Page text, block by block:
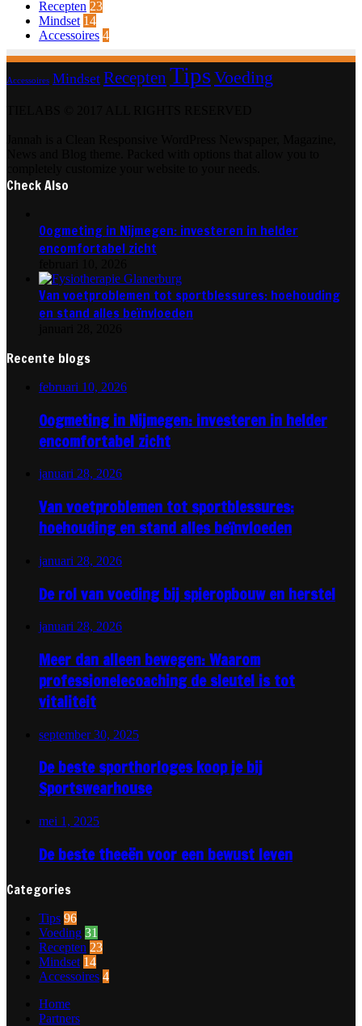
Recepten 23
Mindset 14
Accessoires 4
Accessoires Mindset Recepten TipsVoeding
Check Also
Oogmeting in Nijmegen: investeren in helder
encomfortabel zicht
Van voetproblemen tot sportblessures: hoehouding
en stand alles beïnvloeden
Recente blogs
februari 10, 2026
Oogmeting in Nijmegen: investeren in helder
encomfortabel zicht
januari 28, 2026
Van voetproblemen tot sportblessures:
hoehouding en stand alles beïnvloeden
januari 28, 2026
De rol van voeding bij spieropbouw en herstel
januari 28, 2026
Meer dan alleen bewegen: Waarom
professionelecoaching de sleutel is tot
vitaliteit
september 30, 2025
De beste sporthorloges koop je bij
Sportswearhouse
mei 1, 2025
De beste theeën voor een bewust leven
Categories
Tips 96
Voeding 31
Recepten 23
Mindset 14
Accessoires 4
Home
Partners